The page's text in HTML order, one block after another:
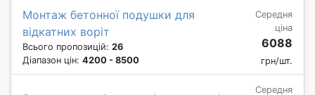
Монтаж бетонної подушки для
відкатних воріт
Всього пропозицій: 26
Діапазон цін: 4200 - 8500
Середня
ціна
6088
грн/шт.
Середня